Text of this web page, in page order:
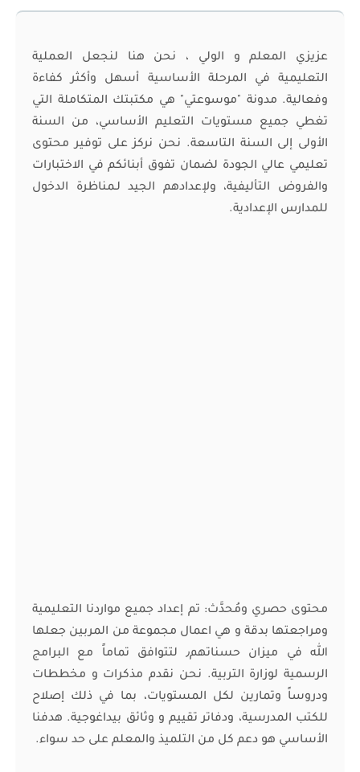
عزيزي المعلم و الولي ، نحن هنا لنجعل العملية
التعليمية في المرحلة الأساسية أسهل وأكثر كفاءة
وفعالية. مدونة "موسوعتي" هي مكتبتك المتكاملة التي
تغطي جميع مستويات التعليم الأساسي، من السنة
الأولى إلى السنة التاسعة. نحن نركز على توفير محتوى
تعليمي عالي الجودة لضمان تفوق أبنائكم في الاختبارات
والفروض التأليفية، ولإعدادهم الجيد لـمناظرة الدخول
للمدارس الإعدادية.
محتوى حصري ومُحدَّث: تم إعداد جميع مواردنا التعليمية
ومراجعتها بدقة و هي اعمال مجموعة من المربين جعلها
الله في ميزان حسناتهم٫ لتتوافق تماماً مع البرامج
الرسمية لوزارة التربية. نحن نقدم مذكرات و مخططات
ودروساً وتمارين لكل المستويات، بما في ذلك إصلاح
للكتب المدرسية، ودفاتر تقييم و وثائق بيداغوجية. هدفنا
الأساسي هو دعم كل من التلميذ والمعلم على حد سواء.